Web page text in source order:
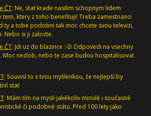
ČT: Ne, stat krade nasilim schopnym lidem
tem, ktery z toho benefituji! Treba zamestnanci
ty a tobe podobni tak moc chcete svou televizi,
Nebo si ji zalozte.
ČT: Jdi uz do blazince :-D Odpovedi na vsechny
Moc nezlob, nebo te zase budou hospitalisovat
: Souvisí to s tvou myšlenkou, že nejlepší by
stat
: Mám tím na mysli jakékoliv minulé i současné
či podobné státu. Před 100 lety jako